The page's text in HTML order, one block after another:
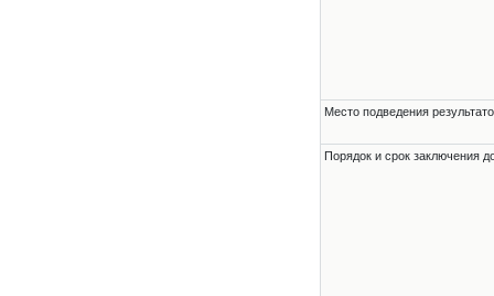
Место подведения
Порядок и срок заключения